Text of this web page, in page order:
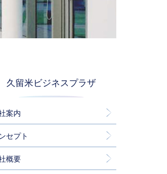
久留米ビジネスプラザ
案内
セプト
概要